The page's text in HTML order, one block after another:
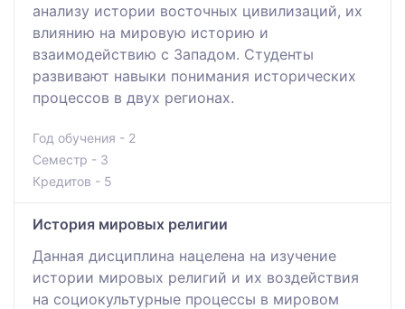
анализу истории восточных цивилизаций, их
влиянию на мировую историю и
взаимодействию с Западом. Студенты
развивают навыки понимания исторических
процессов в двух регионах.
Год обучения - 2
Семестр - 3
Кредитов - 5
История мировых религии
Данная дисциплина нацелена на изучение
истории мировых религий и их воздействия
на социокультурные процессы в мировом